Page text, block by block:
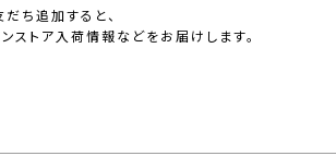
ち追加すると、
ストア入荷情報などをお届けします。